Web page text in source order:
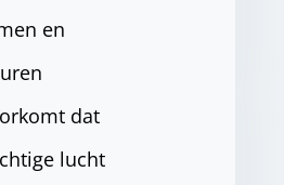
en
dat
lucht